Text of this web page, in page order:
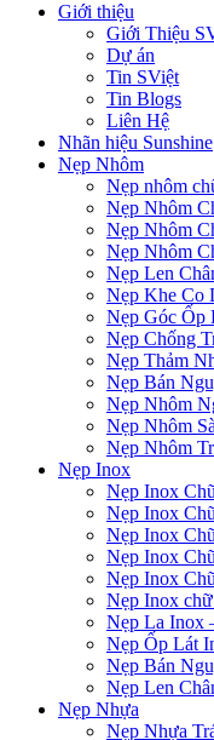
Giới thiệu
Giới Thiệu
Dự án
Tin SViệt
Tin Blogs
Liên Hệ
Nhãn hiệu Sunshine
Nẹp Nhôm
Nẹp nhôm
Nẹp Nhôm
Nẹp Nhôm
Nẹp Nhôm
Nẹp Len
Nẹp Khe Co
Nẹp Góc Ốp
Nẹp Chống
Nẹp Thảm
Nẹp Bán
Nẹp Nhôm
Nẹp Nhôm
Nẹp Nhôm
Nẹp Inox
Nẹp Inox
Nẹp Inox
Nẹp Inox
Nẹp Inox
Nẹp Inox
Nẹp Inox
Nẹp La Inox
Nẹp Ốp Lát
Nẹp Bán
Nẹp Len
Nẹp Nhựa
Nẹp Nhựa